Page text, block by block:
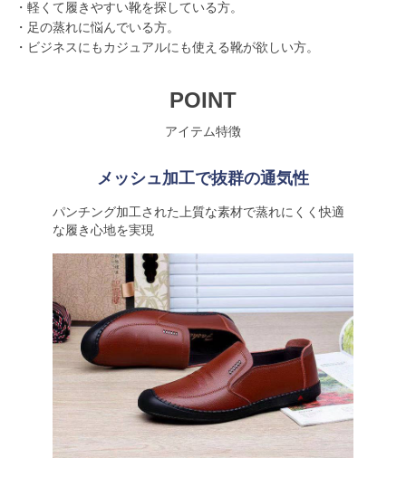
・軽くて履きやすい靴を探している方。
・足の蒸れに悩んでいる方。
・ビジネスにもカジュアルにも使える靴が欲しい方。
POINT
アイテム特徴
メッシュ加工で抜群の通気性
パンチング加工された上質な素材で蒸れにくく快適
な履き心地を実現